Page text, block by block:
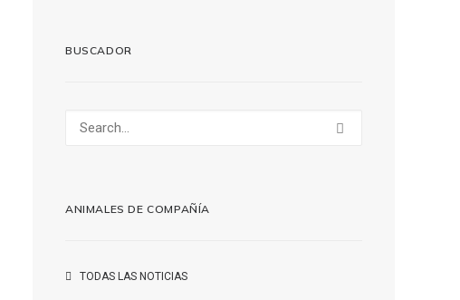
BUSCADOR
ANIMALES DE COMPAÑÍA
TODAS LAS NOTICIAS